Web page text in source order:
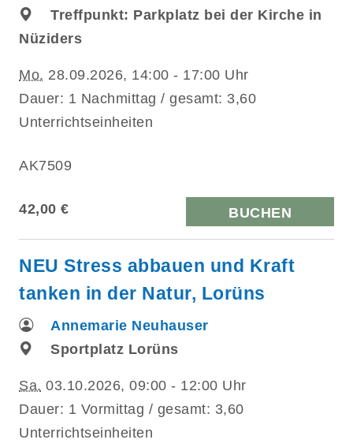
Treffpunkt: Parkplatz bei der Kirche in
Nüziders
Mo. 28.09.2026, 14:00 - 17:00 Uhr
Dauer: 1 Nachmittag / gesamt: 3,60
Unterrichtseinheiten
AK7509
42,00 € BUCHEN
NEU Stress abbauen und Kraft
tanken in der Natur, Lorüns
Annemarie Neuhauser
Sportplatz Lorüns
Sa. 03.10.2026, 09:00 - 12:00 Uhr
Dauer: 1 Vormittag / gesamt: 3,60
Unterrichtseinheiten